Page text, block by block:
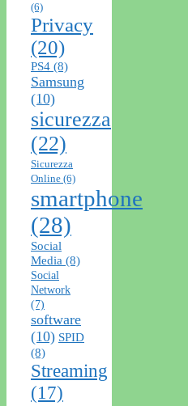
(6)
Privacy
(20)
PS4 (8)
Samsung
(10)
sicurezza
(22)
Sicurezza
Online (6)
smartphone
(28)
Social
Media (8)
Social
Network
(7)
software
(10) SPID
(8)
Streaming
(17)